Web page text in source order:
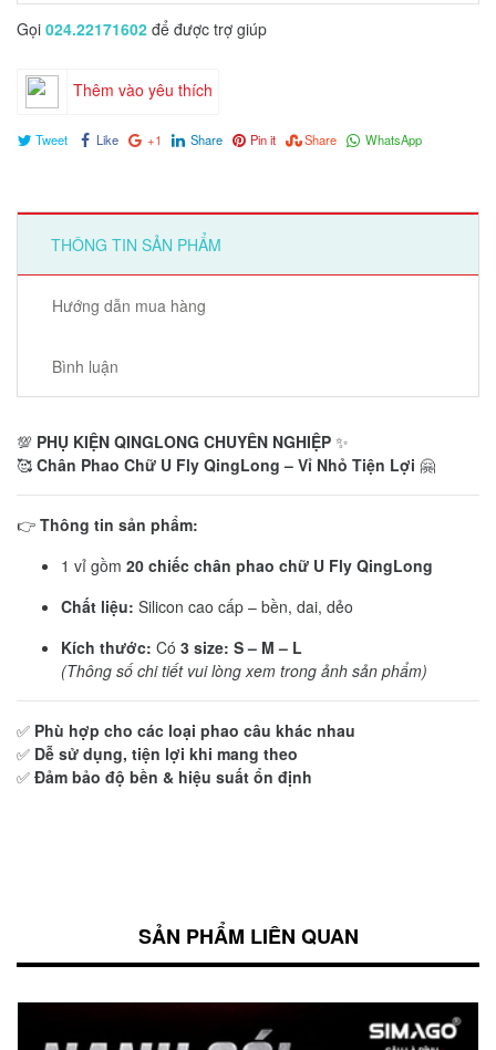
Gọi 024.22171602 để được trợ giúp
Thêm vào yêu thích
Tweet Like +1 Share Pin it Share WhatsApp
THÔNG TIN SẢN PHẨM
Hướng dẫn mua hàng
Bình luận
💯 PHỤ KIỆN QINGLONG CHUYÊN NGHIỆP ✨
🥰 Chân Phao Chữ U Fly QingLong – Vỉ Nhỏ Tiện Lợi 🤗
👉 Thông tin sản phẩm:
1 vỉ gồm 20 chiếc chân phao chữ U Fly QingLong
Chất liệu: Silicon cao cấp – bền, dai, dẻo
Kích thước: Có 3 size: S – M – L
(Thông số chi tiết vui lòng xem trong ảnh sản phẩm)
✅ Phù hợp cho các loại phao câu khác nhau
✅ Dễ sử dụng, tiện lợi khi mang theo
✅ Đảm bảo độ bền & hiệu suất ổn định
SẢN PHẨM LIÊN QUAN